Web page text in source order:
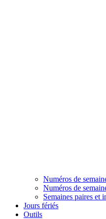
Numéros de
Numéros de
Semaines paires et
Jours fériés
Outils